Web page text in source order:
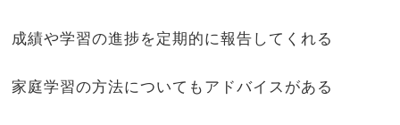
成績や学習の進捗を定期的に報告してくれる
家庭学習の方法についてもアドバイスがある